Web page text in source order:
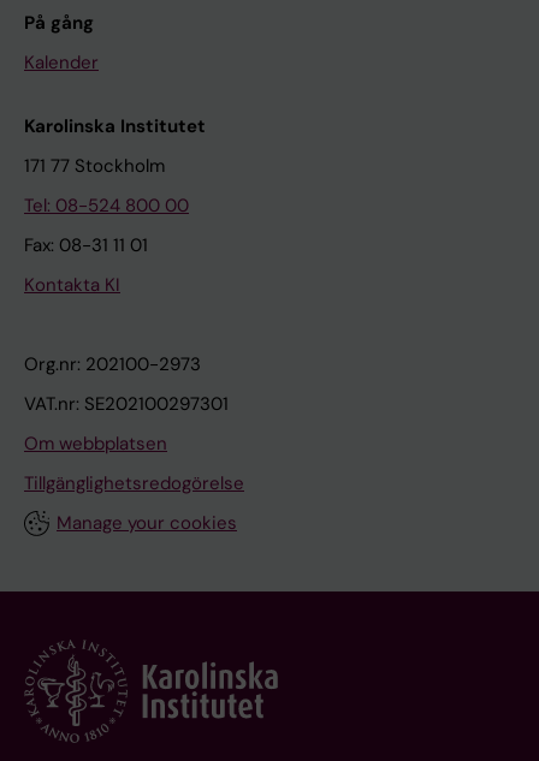
På gång
Kalender
Karolinska Institutet
171 77 Stockholm
Tel: 08-524 800 00
Fax: 08-31 11 01
Kontakta KI
Org.nr: 202100-2973
VAT.nr: SE202100297301
Om webbplatsen
Tillgänglighetsredogörelse
Manage your cookies